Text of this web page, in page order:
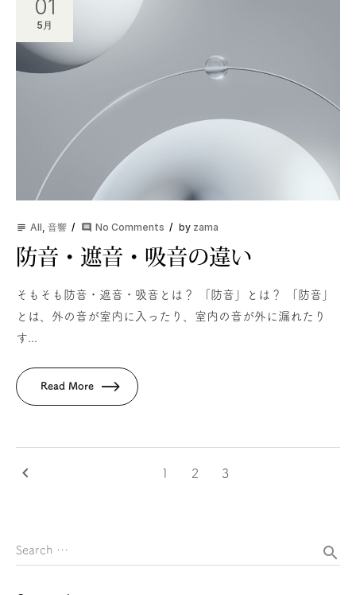
01
5月
subject All 音響 comment No Comments by zama
防音・遮音・吸音の違い
そもそも防音・遮音・吸音とは？ 「防音」とは？ 「防音」
とは、外の音が室内に入ったり、室内の音が外に漏れたり
す...
Read More
keyboard_arrow_left 1 2 3
Search … search